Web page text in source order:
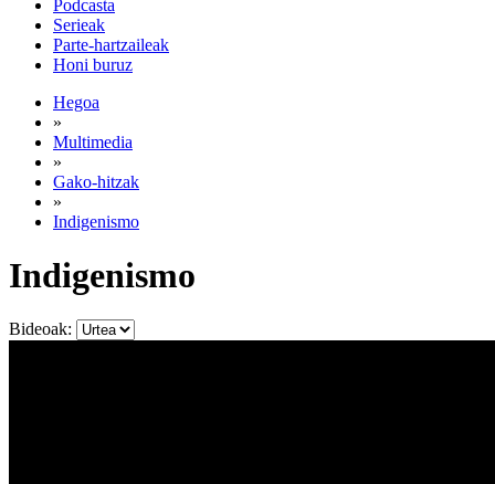
Podcasta
Serieak
Parte-hartzaileak
Honi buruz
Hegoa
»
Multimedia
»
Gako-hitzak
»
Indigenismo
Indigenismo
Bideoak: